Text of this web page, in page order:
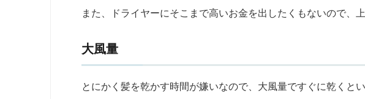
また、ドライヤーにそこまで高いお金を出したくもないので、
大風量
とにかく髪を乾かす時間が嫌いなので、大風量ですぐに乾くと